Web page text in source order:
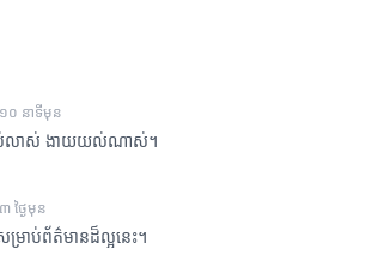
១០ នាទីមុន
ាស់លាស់ ងាយយល់ណាស់។
៣ ថ្ងៃមុន
ាប់ព័ត៌មានដ៏ល្អនេះ។